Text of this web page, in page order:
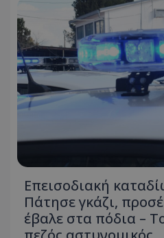
Επεισοδιακή
Πάτησε γκάζι,
έβαλε στα πόδια –